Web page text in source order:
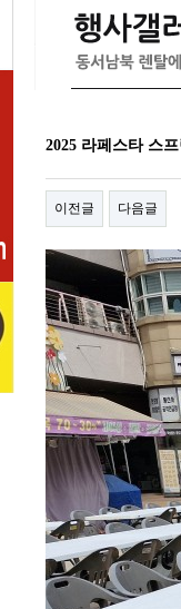
2025 라페스타 스
이전글 다음글